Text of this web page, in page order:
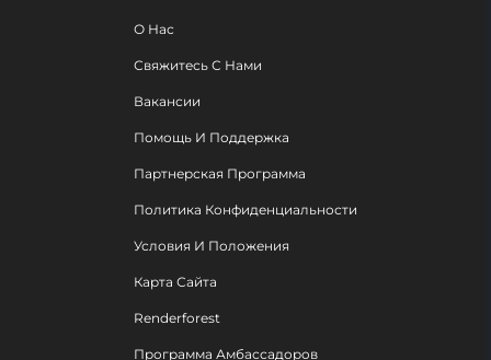
О Нас
Свяжитесь С Нами
Вакансии
Помощь И Поддержка
Партнерская Программа
Политика Конфиденциальности
Условия И Положения
Карта Сайта
Renderforest
Программа Амбассадоров